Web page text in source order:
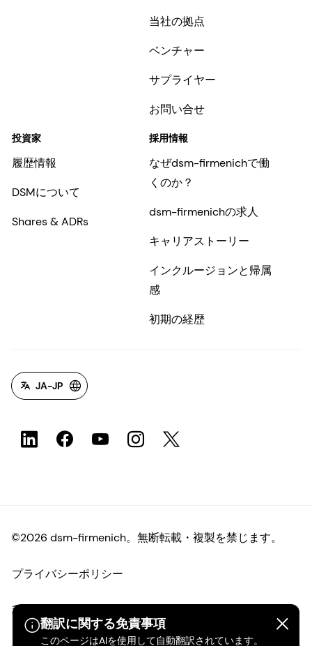
翻訳に関する免責事項
このページはAIを使用して自動翻訳されています。
当社の拠点
ベンチャー
サプライヤー
お問い合せ
投資家
履歴情報
DSMについて
Shares & ADRs
採用情報
なぜdsm-firmenichで働
くのか？
dsm-firmenichの求人
キャリアストーリー
インクルージョンと帰属
感
初期の経歴
JA-JP
©2026 dsm-firmenich。無断転載・複製を禁じます。
プライバシーポリシー
利用規約